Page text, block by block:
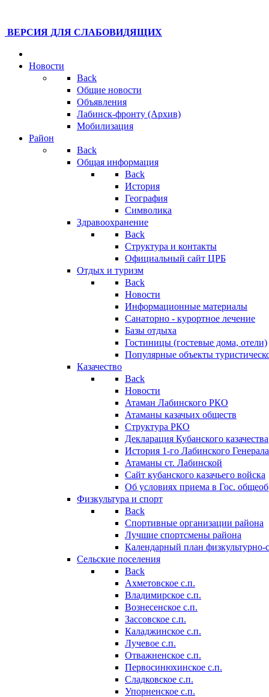
ВЕРСИЯ ДЛЯ СЛАБОВИДЯЩИХ
Новости
Back
Общие новости
Объявления
Лабинск-фронту (Архив)
Мобилизация
Район
Back
Общая информация
Back
История
География
Символика
Здравоохранение
Back
Структура и контакты
Официальный сайт ЦРБ
Отдых и туризм
Back
Новости
Информационные материалы
Санаторно - курортное лечение
Базы отдыха
Гостиницы (гостевые дома, отели)
Популярные объекты
Казачество
Back
Новости
Атаман Лабинского РКО
Атаманы казачьих обществ
Структура РКО
Декларация Кубанского казачества
История 1-го Лабинского
Атаманы ст. Лабинской
Cайт кубанского казачьего войска
Об условиях приема в Гос.
Физкультура и спорт
Back
Спортивные организации района
Лучшие спортсмены района
Календарный план
Сельские поселения
Back
Ахметовское с.п.
Владимирское с.п.
Вознесенское с.п.
Зассовское с.п.
Каладжинское с.п.
Лучевое с.п.
Отважненское с.п.
Первосинюхинское с.п.
Сладковское с.п.
Упорненское с.п.